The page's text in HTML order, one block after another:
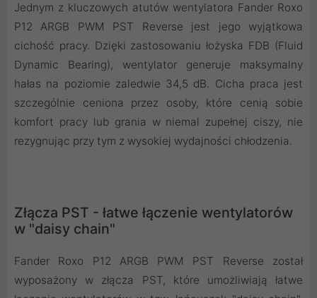
Jednym z kluczowych atutów wentylatora Fander Roxo
P12 ARGB PWM PST Reverse jest jego wyjątkowa
cichość pracy. Dzięki zastosowaniu łożyska FDB (Fluid
Dynamic Bearing), wentylator generuje maksymalny
hałas na poziomie zaledwie 34,5 dB. Cicha praca jest
szczególnie ceniona przez osoby, które cenią sobie
komfort pracy lub grania w niemal zupełnej ciszy, nie
rezygnując przy tym z wysokiej wydajności chłodzenia.
Złącza PST - łatwe łączenie wentylatorów
w "daisy chain"
Fander Roxo P12 ARGB PWM PST Reverse został
wyposażony w złącza PST, które umożliwiają łatwe